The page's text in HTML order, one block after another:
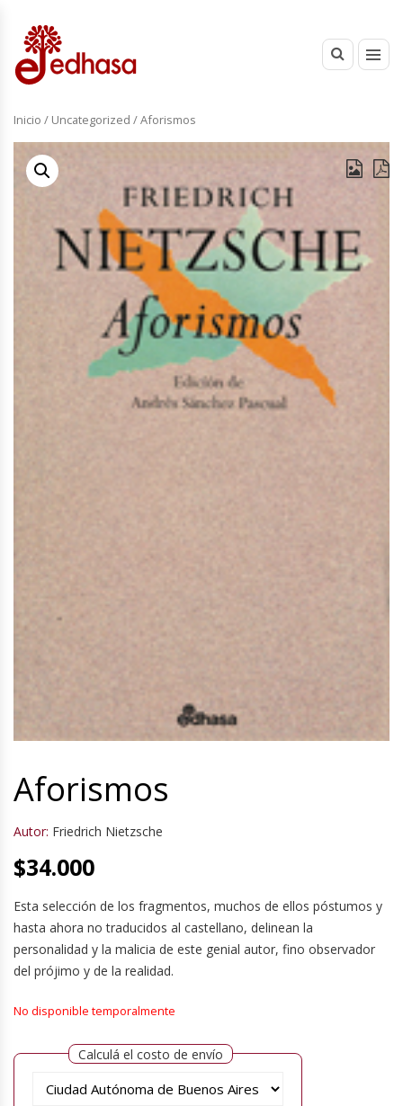
Inicio / Uncategorized / Aforismos
Aforismos
Autor: Friedrich Nietzsche
$34.000
Esta selección de los fragmentos, muchos de ellos póstumos y
hasta ahora no traducidos al castellano, delinean la
personalidad y la malicia de este genial autor, fino observador
del prójimo y de la realidad.
No disponible temporalmente
Calculá el costo de envío